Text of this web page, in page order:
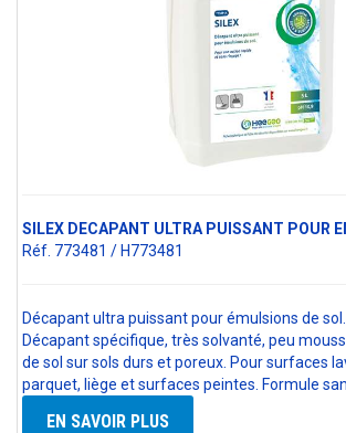
SILEX DECAPANT ULTRA PUISSANT POUR
Réf. 773481 / H773481
Décapant ultra puissant pour émulsions de
Décapant spécifique, très solvanté, peu
de sol sur sols durs et poreux. Pour surfaces
parquet, liège et surfaces peintes. Formule
EN SAVOIR PLUS